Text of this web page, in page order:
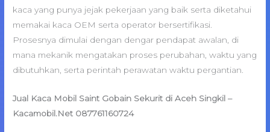
kaca yang punya jejak pekerjaan yang baik serta diketahui
memakai kaca OEM serta operator bersertifikasi.
Prosesnya dimulai dengan dengar pendapat awalan, di
mana mekanik mengatakan proses perubahan, waktu yang
dibutuhkan, serta perintah perawatan waktu pergantian.
Jual Kaca Mobil Saint Gobain Sekurit di Aceh Singkil –
Kacamobil.Net 087761160724